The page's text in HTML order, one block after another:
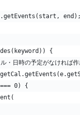
end);
{
・日時の予定がなければ作
0) {